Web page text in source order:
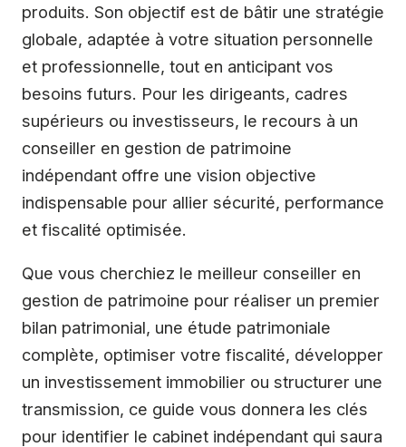
produits. Son objectif est de bâtir une stratégie
globale, adaptée à votre situation personnelle
et professionnelle, tout en anticipant vos
besoins futurs. Pour les dirigeants, cadres
supérieurs ou investisseurs, le recours à un
conseiller en gestion de patrimoine
indépendant offre une vision objective
indispensable pour allier sécurité, performance
et fiscalité optimisée.
Que vous cherchiez le meilleur conseiller en
gestion de patrimoine pour réaliser un premier
bilan patrimonial, une étude patrimoniale
complète, optimiser votre fiscalité, développer
un investissement immobilier ou structurer une
transmission, ce guide vous donnera les clés
pour identifier le cabinet indépendant qui saura